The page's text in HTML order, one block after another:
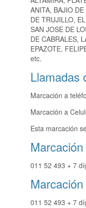
ANITA, BAJIO
DE TRUJILLO,
SAN JOSE DE
DE CABRALES,
EPAZOTE,
etc.
Llamadas
Marcación a
Marcación a
Esta marcación
011 52 493 + 7
011 52 493 + 7